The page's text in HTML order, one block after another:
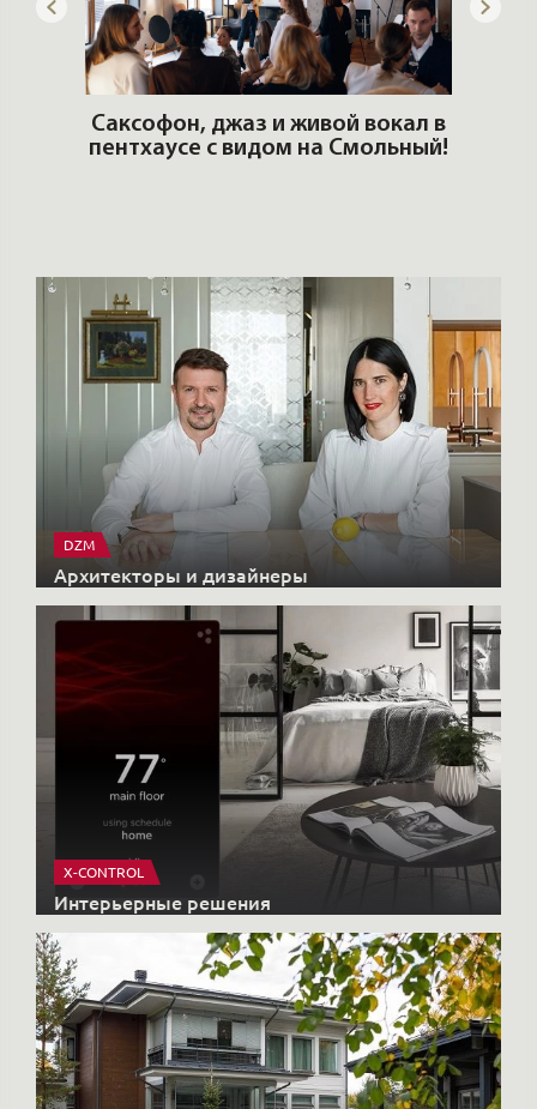
Саксофон, джаз и живой вокал в
пентхаусе с видом на Смольный!
DZM
Архитекторы и дизайнеры
X-CONTROL
Интерьерные решения